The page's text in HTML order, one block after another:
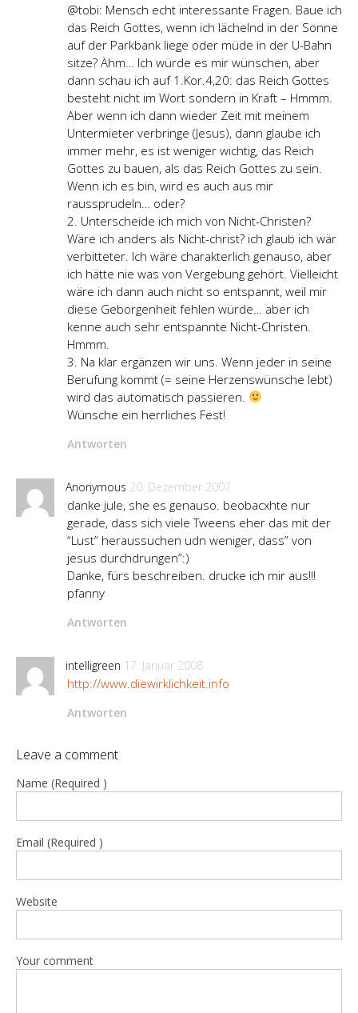
@tobi: Mensch echt interessante Fragen. Baue ich
das Reich Gottes, wenn ich lächelnd in der Sonne
auf der Parkbank liege oder müde in der U-Bahn
sitze? Ähm… Ich würde es mir wünschen, aber
dann schau ich auf 1.Kor.4,20: das Reich Gottes
besteht nicht im Wort sondern in Kraft – Hmmm.
Aber wenn ich dann wieder Zeit mit meinem
Untermieter verbringe (Jesus), dann glaube ich
immer mehr, es ist weniger wichtig, das Reich
Gottes zu bauen, als das Reich Gottes zu sein.
Wenn ich es bin, wird es auch aus mir
raussprudeln… oder?
2. Unterscheide ich mich von Nicht-Christen?
Wäre ich anders als Nicht-christ? ich glaub ich wär
verbitteter. Ich wäre charakterlich genauso, aber
ich hätte nie was von Vergebung gehört. Vielleicht
wäre ich dann auch nicht so entspannt, weil mir
diese Geborgenheit fehlen würde… aber ich
kenne auch sehr entspannte Nicht-Christen.
Hmmm.
3. Na klar ergänzen wir uns. Wenn jeder in seine
Berufung kommt (= seine Herzenswünsche lebt)
wird das automatisch passieren.
Wünsche ein herrliches Fest!
Antworten
Anonymous 20. Dezember 2007
danke jule, she es genauso. beobacxhte nur
gerade, dass sich viele Tweens eher das mit der
“Lust” heraussuchen udn weniger, dass” von
jesus durchdrungen”:)
Danke, fürs beschreiben. drucke ich mir aus!!!
pfanny
Antworten
intelligreen 17. Januar 2008
http://www.diewirklichkeit.info
Antworten
Leave a comment
Name (Required )
Email (Required )
Website
Your comment